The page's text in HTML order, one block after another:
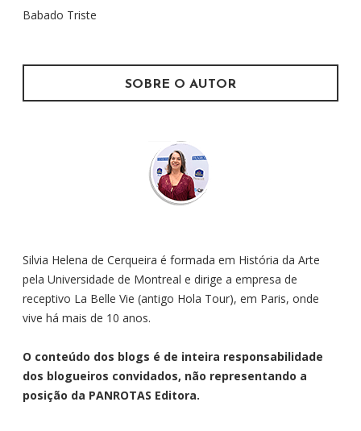
o
Babado Triste
SOBRE O AUTOR
Silvia Helena de Cerqueira é formada em História da Arte
pela Universidade de Montreal e dirige a empresa de
receptivo La Belle Vie (antigo Hola Tour), em Paris, onde
vive há mais de 10 anos.
O conteúdo dos blogs é de inteira responsabilidade
dos blogueiros convidados, não representando a
posição da PANROTAS Editora.